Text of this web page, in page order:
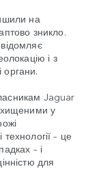
на
зникло.
і з
Jaguar
у
– це
– і
для